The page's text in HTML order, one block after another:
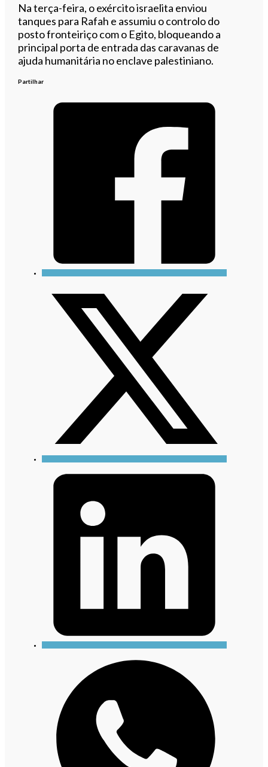
Na terça-feira, o exército israelita enviou
tanques para Rafah e assumiu o controlo do
posto fronteiriço com o Egito, bloqueando a
principal porta de entrada das caravanas de
ajuda humanitária no enclave palestiniano.
Partilhar